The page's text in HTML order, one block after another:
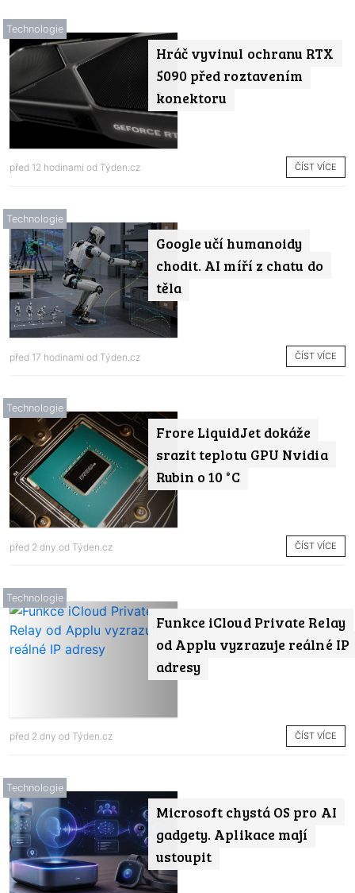
Hráč vyvinul ochranu RTX
5090 před roztavením
konektoru
Technologie
před 12 hodinami od Týden.cz ČÍST VÍCE
Google učí humanoidy
chodit. AI míří z chatu do
těla
Technologie
před 17 hodinami od Týden.cz ČÍST VÍCE
Frore LiquidJet dokáže
srazit teplotu GPU Nvidia
Rubin o 10 °C
Technologie
před 2 dny od Týden.cz ČÍST VÍCE
Funkce iCloud Private Relay
od Applu vyzrazuje reálné IP
adresy
Technologie
před 2 dny od Týden.cz ČÍST VÍCE
Microsoft chystá OS pro AI
gadgety. Aplikace mají
ustoupit
Technologie